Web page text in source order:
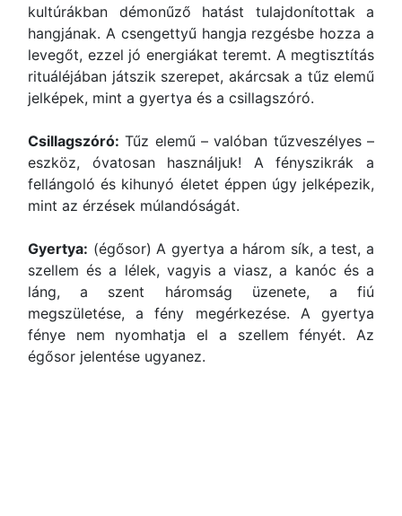
kultúrákban démonűző hatást tulajdonítottak a
hangjának. A csengettyű hangja rezgésbe hozza a
levegőt, ezzel jó energiákat teremt. A megtisztítás
rituáléjában játszik szerepet, akárcsak a tűz elemű
jelképek, mint a gyertya és a csillagszóró.
Csillagszóró: Tűz elemű – valóban tűzveszélyes –
eszköz, óvatosan használjuk! A fényszikrák a
fellángoló és kihunyó életet éppen úgy jelképezik,
mint az érzések múlandóságát.
Gyertya: (égősor) A gyertya a három sík, a test, a
szellem és a lélek, vagyis a viasz, a kanóc és a
láng, a szent háromság üzenete, a fiú
megszületése, a fény megérkezése. A gyertya
fénye nem nyomhatja el a szellem fényét. Az
égősor jelentése ugyanez.